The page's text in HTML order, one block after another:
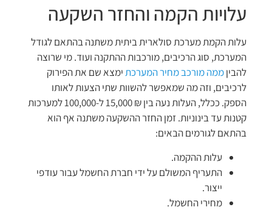
עלויות הקמה והחזר השקעה
עלות הקמת מערכת סולארית ביתית משתנה בהתאם לגודל
המערכת, סוג הרכיבים, מורכבות ההתקנה ועוד. מי שרוצה
להביןממה מורכב מחיר המערכתימצא שם את הפירוק
לרכיבים, וזה מה שמאפשר להשוות שתי הצעות לאותו
הספק. ככלל, העלות נעה בין ₪ 15,000 ל-100,000 למערכות
קטנות עד בינוניות. זמן החזר ההשקעה משתנה אף הוא
בהתאם לגורמים הבאים:
עלות ההקמה.
התעריף המשולם על ידי חברת החשמל עבור עודפי
ייצור.
מחירי החשמל.